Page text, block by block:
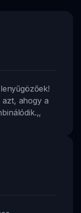
azt, ahogy a
,,